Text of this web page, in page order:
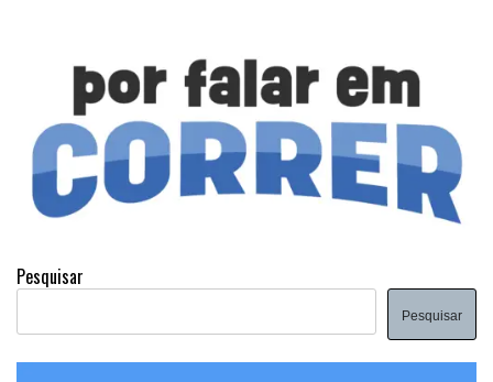
Pesquisar
Pesquisar